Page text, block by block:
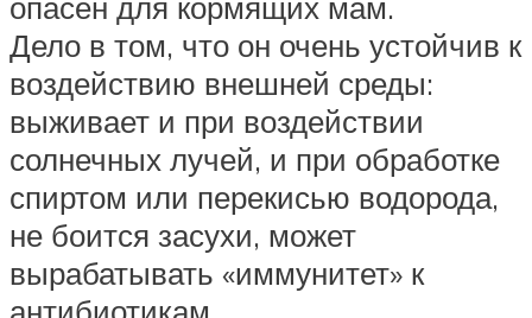
Дело в том, что он очень устойчив к
воздействию внешней среды:
выживает и при воздействии
солнечных лучей, и при обработке
спиртом или перекисью водорода,
не боится засухи, может
вырабатывать «иммунитет» к